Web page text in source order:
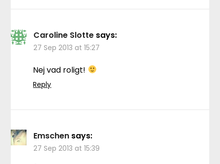
Caroline Slotte says:
27 Sep 2013 at 15:27
Nej vad roligt!
Reply
Emschen says:
27 Sep 2013 at 15:39